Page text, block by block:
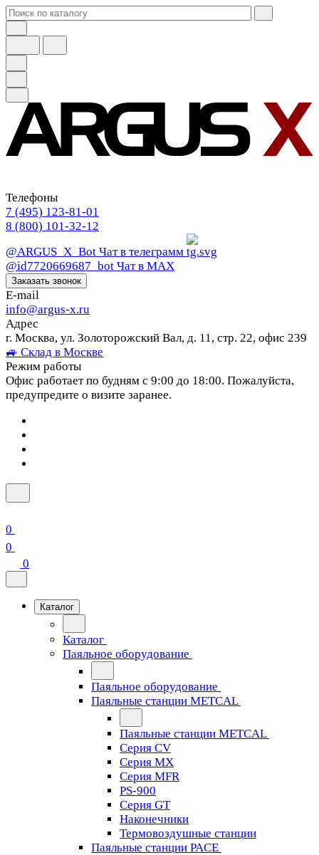
Телефоны
7 (495) 123-81-01
8 (800) 101-32-12
@ARGUS_X_Bot Чат в телеграмм
@id7720669687_bot Чат в МАХ
Заказать звонок
E-mail
info@argus-x.ru
Адрес
г. Москва, ул. Золоторожский Вал, д. 11, стр. 22, офис 239
🚙 Склад в Москве
Режим работы
Офис работает по будням с 9:00 до 18:00. Пожалуйста,
предупредите о визите заранее.
0
0
0
Каталог
Каталог
Паяльное оборудование
Паяльное оборудование
Паяльные станции METCAL
Паяльные станции METCAL
Серия CV
Серия MX
Серия MFR
PS-900
Серия GT
Наконечники
Термовоздушные станции
Паяльные станции PACE